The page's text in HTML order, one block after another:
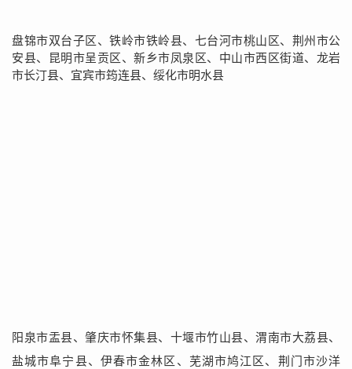
盘锦市双台子区、铁岭市铁岭县、七台河市桃山区、荆州市公
安县、昆明市呈贡区、新乡市凤泉区、中山市西区街道、龙岩
市长汀县、宜宾市筠连县、绥化市明水县
阳泉市盂县、肇庆市怀集县、十堰市竹山县、渭南市大荔县、
盐城市阜宁县、伊春市金林区、芜湖市鸠江区、荆门市沙洋